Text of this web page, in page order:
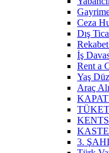
Ceza
Dış
İş
Rent a
Yaş
Araç
3.